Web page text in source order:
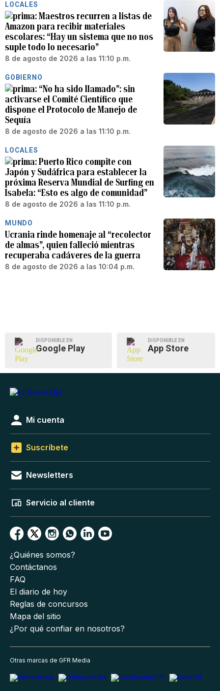
LOCALES
Maestros recurren a listas de
Amazon para recibir materiales
escolares: “Hay un sistema que no nos
suple todo lo necesario”
8 de agosto de 2026 a las 11:10 p.m.
GOBIERNO
“No ha sido llamado”: sin
activarse el Comité Científico que
dispone el Protocolo de Manejo de
Sequía
8 de agosto de 2026 a las 11:10 p.m.
LOCALES
Puerto Rico compite con
Japón y Sudáfrica para establecer la
próxima Reserva Mundial de Surfing en
Isabela: “Esto es algo de comunidad”
8 de agosto de 2026 a las 11:10 p.m.
MUNDO
Ucrania rinde homenaje al “recolector
de almas”, quien falleció mientras
recuperaba cadáveres de la guerra
8 de agosto de 2026 a las 10:04 p.m.
DISPONIBLE EN
Google Play
DISPONIBLE EN
App Store
Mi cuenta
Suscríbete
Newsletters
Servicio al cliente
¿Quiénes somos?
Contáctanos
FAQ
El diario de hoy
Reglas de concursos
Mapa del sitio
¿Por qué confiar en nosotros?
Otras marcas de GFR Media